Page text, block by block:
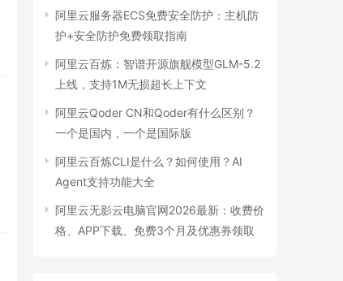
阿里云服务器ECS免费安全防护：主机防
护+安全防护免费领取指南
阿里云百炼：智谱开源旗舰模型GLM-5.2
上线，支持1M无损超长上下文
阿里云Qoder CN和Qoder有什么区别？
一个是国内，一个是国际版
阿里云百炼CLI是什么？如何使用？AI
Agent支持功能大全
阿里云无影云电脑官网2026最新：收费价
格、APP下载、免费3个月及优惠券领取